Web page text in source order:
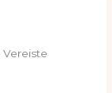
Vereiste